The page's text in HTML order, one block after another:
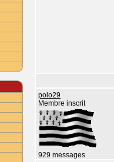
polo29
Membre inscrit
929 messages